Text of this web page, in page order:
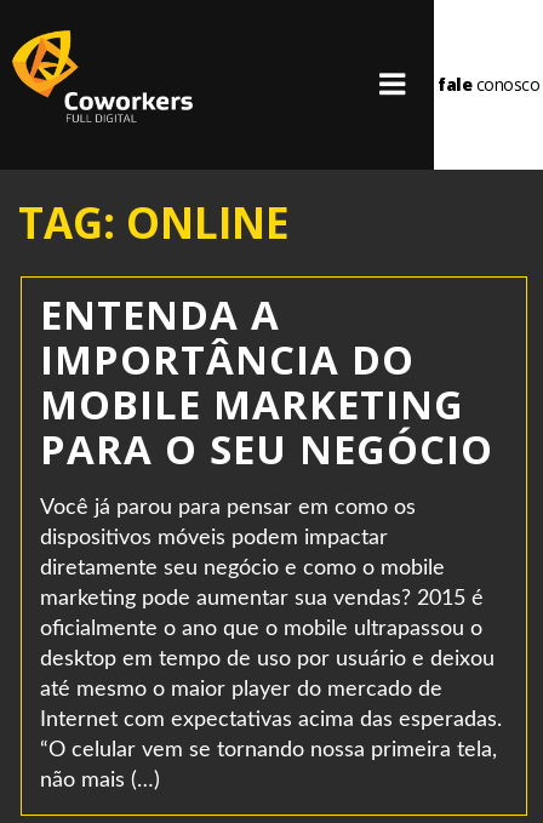
faleconosco
TAG: ONLINE
ENTENDA A
IMPORTÂNCIA DO
MOBILE MARKETING
PARA O SEU NEGÓCIO
Você já parou para pensar em como os
dispositivos móveis podem impactar
diretamente seu negócio e como o mobile
marketing pode aumentar sua vendas? 2015 é
oficialmente o ano que o mobile ultrapassou o
desktop em tempo de uso por usuário e deixou
até mesmo o maior player do mercado de
Internet com expectativas acima das esperadas.
“O celular vem se tornando nossa primeira tela,
não mais (…)